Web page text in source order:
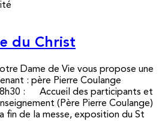
du Christ
Dame de Vie vous propose une
: père Pierre Coulange
8h30 : Accueil des participants et
(Père Pierre Coulange)
de la messe, exposition du St